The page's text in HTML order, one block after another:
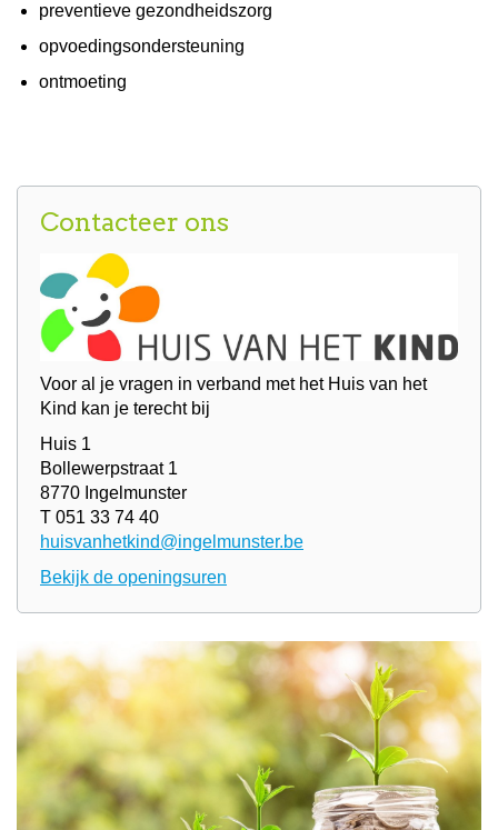
preventieve gezondheidszorg
opvoedingsondersteuning
ontmoeting
Contacteer ons
Voor al je vragen in verband met het Huis van het
Kind kan je terecht bij
Huis 1
Bollewerpstraat 1
8770 Ingelmunster
T 051 33 74 40
huisvanhetkind@ingelmunster.be
Bekijk de openingsuren